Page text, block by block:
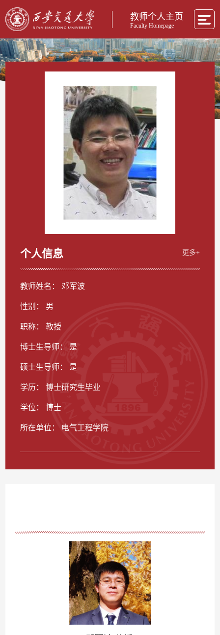
教师个人主页
Faculty Homepage
个人信息 更多+
教师姓名： 邓军波
性别： 男
职称： 教授
博士生导师： 是
硕士生导师： 是
学历： 博士研究生毕业
学位： 博士
所在单位： 电气工程学院